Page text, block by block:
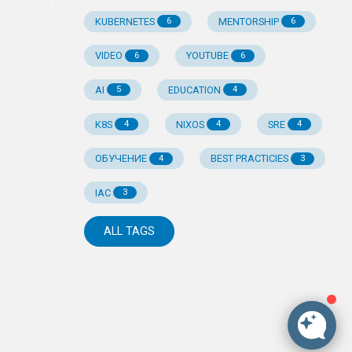
KUBERNETES 6 MENTORSHIP 6
VIDEO 6 YOUTUBE 6
AI 5 EDUCATION 4
K8S 4 NIXOS 4 SRE 4
ОБУЧЕНИЕ 4 BEST PRACTICIES 3
IAC 3
ALL TAGS